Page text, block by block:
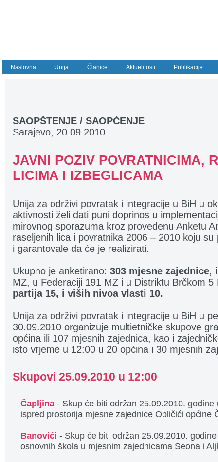
Naslovna Unija Članice Aktuelnosti Publikacije
SAOPŠTENJE / SAOPĆENJE
Sarajevo, 20.09.2010
JAVNI POZIV POVRATNICIMA,
LICIMA I IZBEGLICAMA
Unija za održivi povratak i integracije u BiH u
aktivnosti želi dati puni doprinos u
mirovnog sporazuma kroz provedenu Anketu
raseljenih lica i povratnika 2006 – 2010 koju
i garantovale da će je realizirati.
Ukupno je anketirano: 303 mjesne zajednice,
MZ, u Federaciji 191 MZ i u Distriktu Brčkom
partija 15, i viših nivoa vlasti 10.
Unija za održivi povratak i integracije u BiH u
30.09.2010 organizuje multietničke skupove
općina ili 107 mjesnih zajednica, kao i
isto vrjeme u 12:00 u 20 općina i 30 mjesnih
Skupovi 25.09.2010 u 12:00
Čapljina - Skup će biti održan 25.09.2010. godine
ispred prostorija mjesne zajednice Opličići općine
Banovići - Skup će biti održan 25.09.2010.
osnovnih škola u mjesnim zajednicama Seona i